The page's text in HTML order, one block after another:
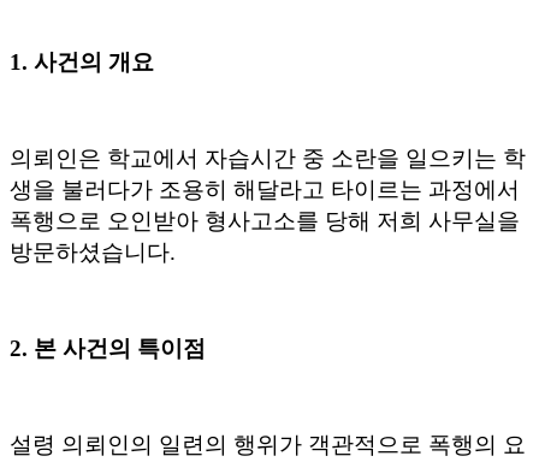
1. 사건의 개요
의뢰인은 학교에서 자습시간 중 소란을 일으키는 학
생을 불러다가 조용히 해달라고 타이르는 과정에서
폭행으로 오인받아 형사고소를 당해 저희 사무실을
방문하셨습니다.
2. 본 사건의 특이점
설령 의뢰인의 일련의 행위가 객관적으로 폭행의 요